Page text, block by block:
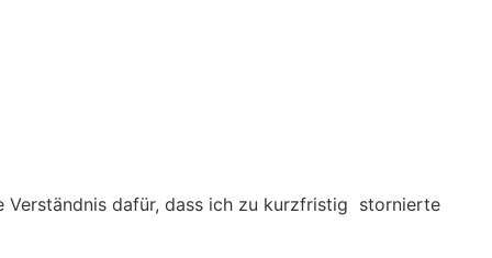
Verständnis dafür, dass ich zu kurzfristig stornierte